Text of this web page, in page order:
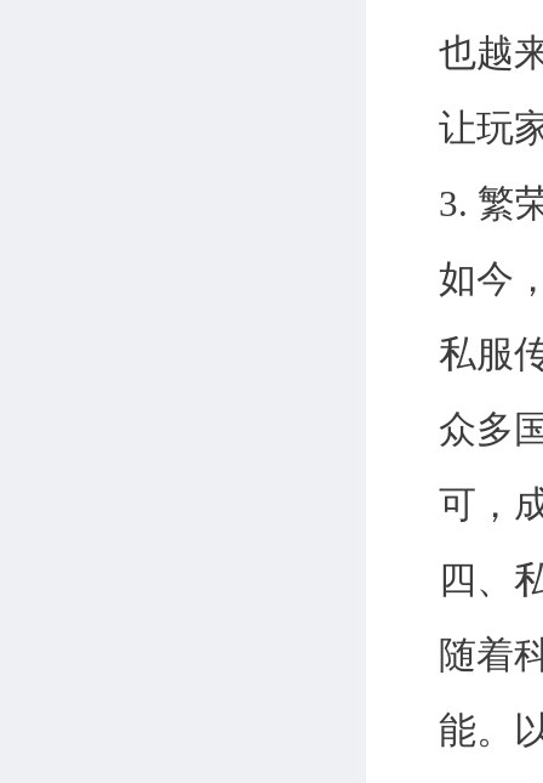
也越
让玩
3. 繁
如今
私服
众多
可，
四、
随着
能。